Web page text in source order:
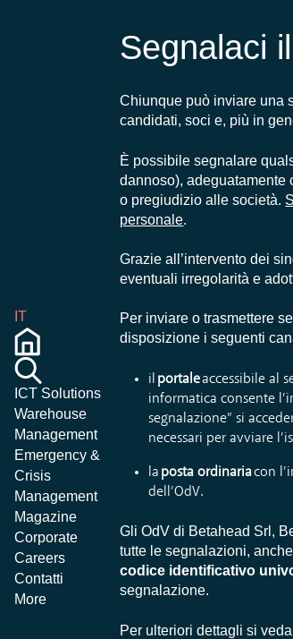
IT
ICT Solutions
Warehouse
Management
Emergency &
Crisis
Management
Magazine
Corporate
Careers
Contatti
More
Segnalaci
Chiunque può inviare una
candidati, soci e, più in
È possibile segnalare
dannoso), adeguatamente
o pregiudizio alle società.
personale.
Grazie all’intervento dei
eventuali irregolarità e
Per inviare o trasmettere
disposizione i seguenti
il portaleaccessibile al
informatica consente
segnalazione” si
necessari per avviare
la posta ordinariacon
dell’OdV.
Gli OdV di Betahead Srl,
tutte le segnalazioni,
codice identificativo
segnalazione.
Per ulteriori dettagli si